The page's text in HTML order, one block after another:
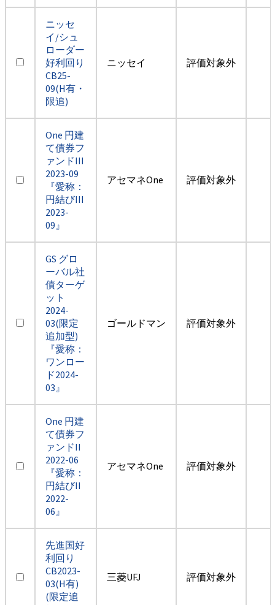
ニッセ
イ/シュ
ローダー
好利回り
CB25-
09(H有・
限追)
ニッセイ 評価対象外
One 円建
て債券フ
ァンドIII
2023-09
『愛称：
円結びIII
2023-
09』
アセマネOne 評価対象外
GS グロ
ーバル社
債ターゲ
ット
2024-
03(限定
追加型)
『愛称：
ワンロー
ド2024-
03』
ゴールドマン 評価対象外
One 円建
て債券フ
ァンドII
2022-06
『愛称：
円結びII
2022-
06』
アセマネOne 評価対象外
先進国好
利回り
CB2023-
03(H有)
(限定追
三菱UFJ 評価対象外